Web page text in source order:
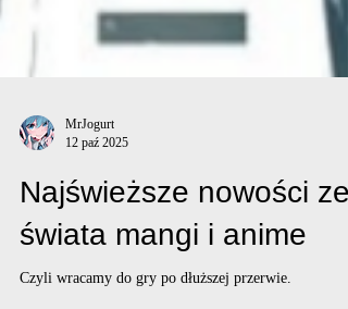
MrJogurt
12 paź 2025
Najświeższe nowości ze
świata mangi i anime